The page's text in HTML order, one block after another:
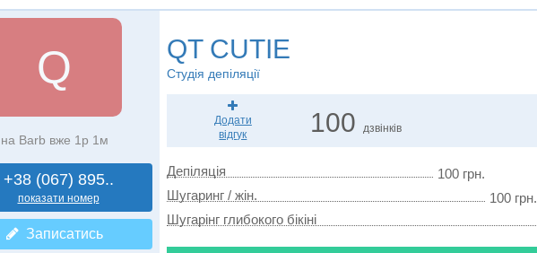
Q
на Barb вже 1р 1м
+38 (067) 895..
показати номер
Записатись
QT CUTIE
Студія депіляції
Додати
відгук
100 дзвінків
Депіляція
100 грн.
Шугаринг / жін.
100 грн.
Шугарінг глибокого бікіні